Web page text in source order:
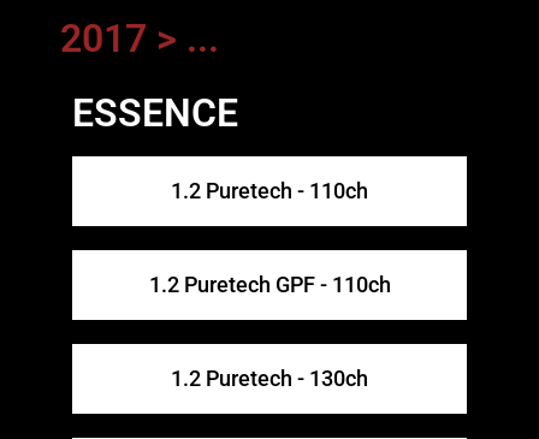
2017 > ...
ESSENCE
1.2 Puretech - 110ch
1.2 Puretech GPF - 110ch
1.2 Puretech - 130ch